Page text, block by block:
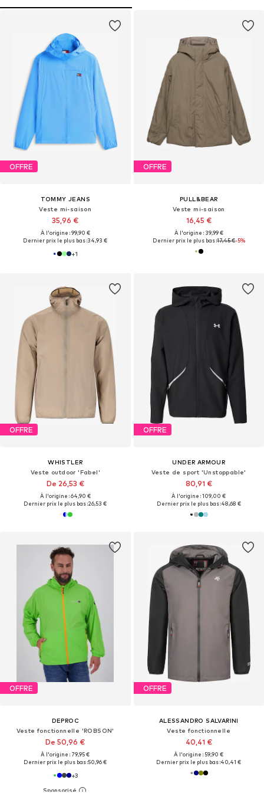
OFFRE
TOMMY JEANS
Veste mi-saison
35,96 €
À l'origine : 99,90 €
Dernier prix le plus bas :34,93 €
+1
OFFRE
PULL&BEAR
Veste mi-saison
16,45 €
À l'origine : 39,99 €
Dernier prix le plus bas :17,45 €-5%
OFFRE
WHISTLER
Veste outdoor 'Fabel'
De 26,53 €
À l'origine : 64,90 €
Dernier prix le plus bas :26,53 €
OFFRE
UNDER ARMOUR
Veste de sport 'Unstoppable'
80,91 €
À l'origine : 109,00 €
Dernier prix le plus bas :48,68 €
OFFRE
DEPROC
Veste fonctionnelle 'ROBSON'
De 50,96 €
À l'origine : 79,95 €
Dernier prix le plus bas :50,96 €
+3
OFFRE
ALESSANDRO SALVARINI
Veste fonctionnelle
40,41 €
À l'origine : 59,90 €
Dernier prix le plus bas :40,41 €